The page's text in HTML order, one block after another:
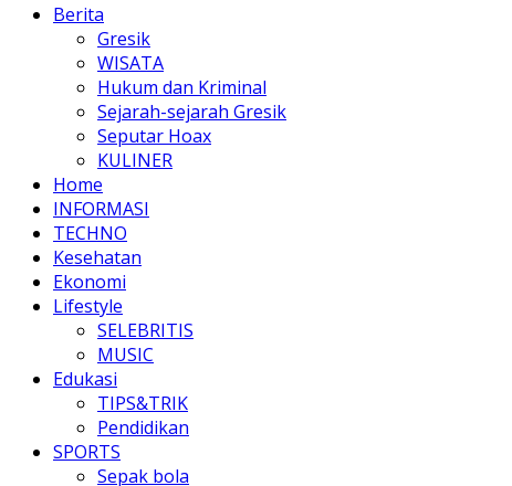
Berita
Gresik
WISATA
Hukum dan Kriminal
Sejarah-sejarah Gresik
Seputar Hoax
KULINER
Home
INFORMASI
TECHNO
Kesehatan
Ekonomi
Lifestyle
SELEBRITIS
MUSIC
Edukasi
TIPS&TRIK
Pendidikan
SPORTS
Sepak bola